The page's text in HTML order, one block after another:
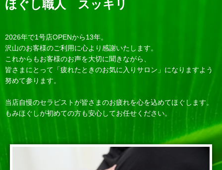
ほぐし職人 スッキリ
2026年で1号店OPENから13年。
沢山のお客様のご利用に心より感謝いたします。
これからもお客様のお声を大切に聞きながら、
皆さまにとって「疲れたときのお気に入りサロン」になりますよう
努めて参ります。
当店自慢のセラピストが皆さまのお疲れを心を込めてほぐします。
もみほぐしが初めての方も安心してお任せください。